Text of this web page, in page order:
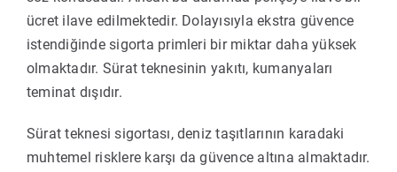
ücret ilave edilmektedir. Dolayısıyla ekstra güvence
istendiğinde sigorta primleri bir miktar daha yüksek
olmaktadır. Sürat teknesinin yakıtı, kumanyaları
teminat dışıdır.
Sürat teknesi sigortası, deniz taşıtlarının karadaki
muhtemel risklere karşı da güvence altına almaktadır.